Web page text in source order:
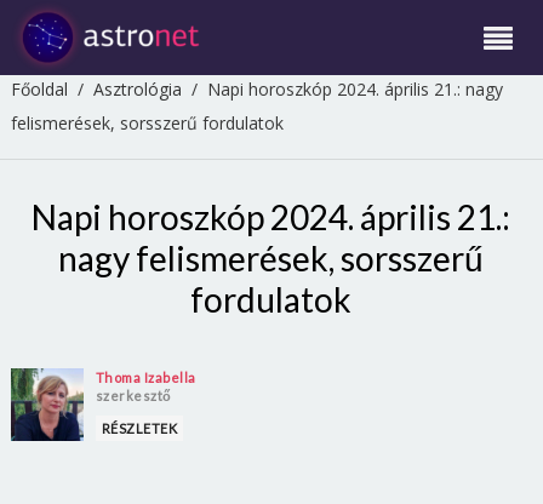
Főoldal / Asztrológia / Napi horoszkóp 2024. április 21.: nagy
felismerések, sorsszerű fordulatok
Napi horoszkóp 2024. április 21.:
nagy felismerések, sorsszerű
fordulatok
Thoma Izabella
szerkesztő
RÉSZLETEK